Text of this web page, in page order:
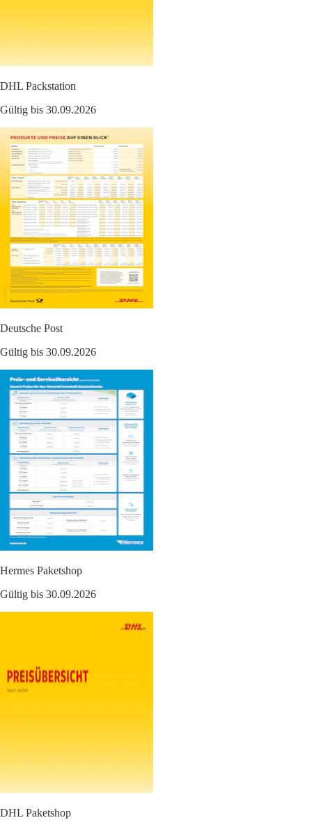
DHL Packstation
Gültig bis 30.09.2026
Deutsche Post
Gültig bis 30.09.2026
Hermes Paketshop
Gültig bis 30.09.2026
DHL Paketshop